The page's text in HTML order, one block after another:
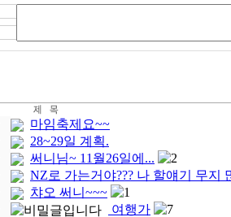
마임축제요~~
28~29일 계획.
써니님~ 11월26일에...
2
NZ로 가는거야??? 나 할얘기 무지
챠오 써니~~~
1
여행가
7